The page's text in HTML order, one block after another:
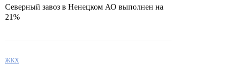
Северный завоз в Ненецком АО выполнен на
21%
ЖКХ